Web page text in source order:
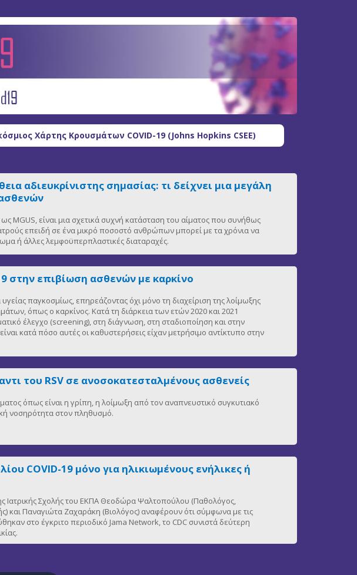
Χάρτης Κρουσμάτων COVID-19 (Johns Hopkins CSEE)
αδιευκρίνιστης σημασίας: τι δείχνει μια μεγάλη
MGUS, είναι μια σχετικά συχνή κατάσταση του αίματος που συνήθως
επειδή σε ένα μικρό ποσοστό ανθρώπων μπορεί με τα χρόνια να
ή άλλες λεμφοϋπερπλαστικές διαταραχές.
στην επιβίωση ασθενών με καρκίνο
παγκοσμίως, επηρεάζοντας όχι μόνο τη διαχείριση της λοίμωξης
όπως ο καρκίνος. Κατά τη διάρκεια των ετών 2020 και 2021
έλεγχο (screening), στη διάγνωση, στη σταδιοποίηση και στην
κατά πόσο αυτές οι καθυστερήσεις είχαν μετρήσιμο αντίκτυπο στην
του RSV σε ανοσοκατεσταλμένους ασθενείς
όπως είναι η γρίπη, η λοίμωξη από τον αναπνευστικό συγκυτιακό
νοσηρότητα στον πληθυσμό.
COVID-19 μόνο για ηλικιωμένους ενήλικες ή
Ιατρικής Σχολής του ΕΚΠΑ Θεοδώρα Ψαλτοπούλου (Παθολόγος,
και Παναγιώτα Ζαχαράκη (Βιολόγος) αναφέρουν ότι σύμφωνα με τις
στο έγκριτο περιοδικό Jama Network, το CDC συνιστά δεύτερη